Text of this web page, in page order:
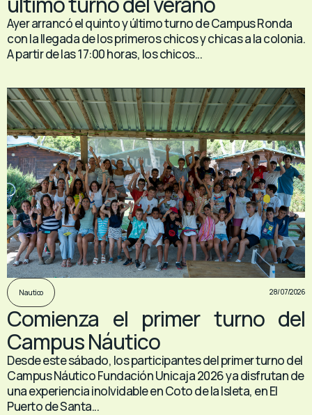
Ayer arrancó el quinto y último turno de Campus Ronda
con la llegada de los primeros chicos y chicas a la colonia.
A partir de las 17:00 horas, los chicos...
Nautico 28/07/2026
Comienza el primer turno del
Campus Náutico
Desde este sábado, los participantes del primer turno del
Campus Náutico Fundación Unicaja 2026 ya disfrutan de
una experiencia inolvidable en Coto de la Isleta, en El
Puerto de Santa...